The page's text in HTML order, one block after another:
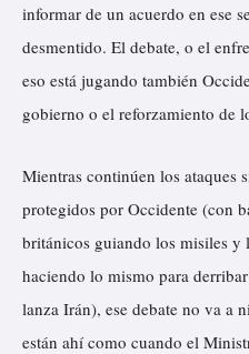
informar de un acuerdo en ese
desmentido. El debate, o el
eso está jugando también
gobierno o el reforzamiento de
Mientras continúen los ataques
protegidos por Occidente (con
británicos guiando los misiles y
haciendo lo mismo para
lanza Irán), ese debate no va a
están ahí como cuando el